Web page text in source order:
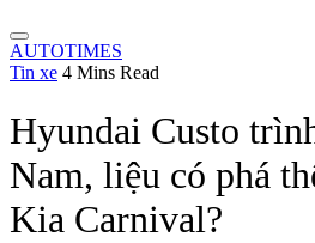
AUTOTIMES
Tin xe 4 Mins Read
Hyundai Custo
Nam, liệu có phá
Kia Carnival?